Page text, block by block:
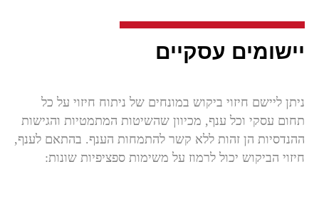
יישומים עסקיים
ניתן ליישם חיזוי ביקוש במונחים של ניתוח חיזוי על כל
תחום עסקי וכל ענף, מכיוון שהשיטות המתמטיות והגישות
ההנדסיות הן זהות ללא קשר להתמחות הענף. בהתאם לענף,
חיזוי הביקוש יכול לרמוז על משימות ספציפיות שונות: